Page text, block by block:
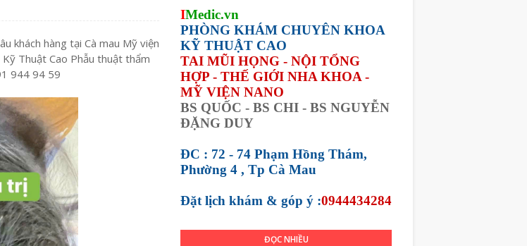
khách hàng tại Cà mau Mỹ viện
Thuật Cao Phẫu thuật thẩm
944 94 59
IMedic.vn
PHÒNG KHÁM CHUYÊN KHOA
KỸ THUẬT CAO
TAI MŨI HỌNG - NỘI TỔNG
HỢP - THẾ GIỚI NHA KHOA -
MỸ VIỆN NANO
BS QUỐC - BS CHI - BS NGUYỄN
ĐẶNG DUY
ĐC : 72 - 74 Phạm Hồng Thám,
Phường 4 , Tp Cà Mau
Đặt lịch khám & góp ý :0944434284
ĐỌC NHIỀU